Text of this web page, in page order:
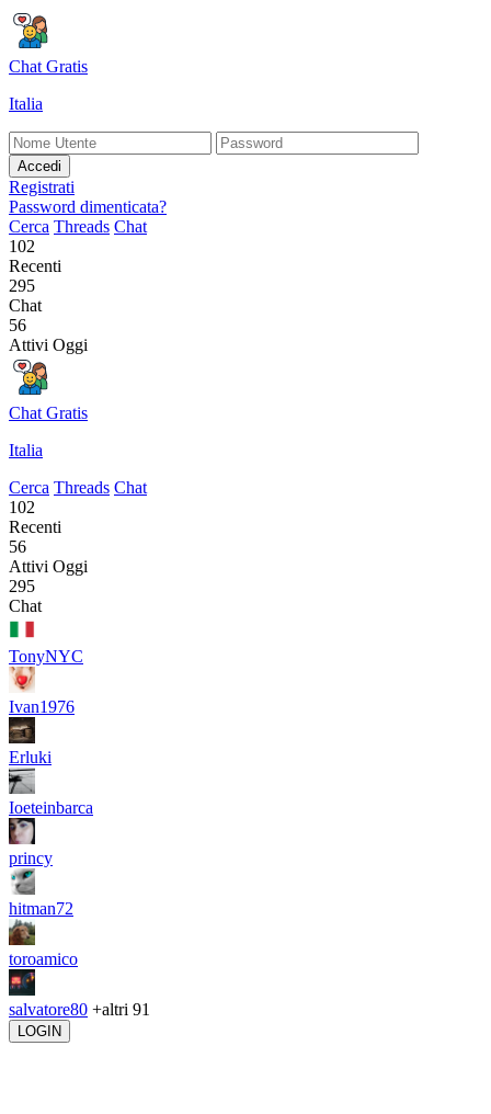
Chat Gratis
Italia
Accedi
Registrati
Password dimenticata?
Cerca Threads Chat
102
Recenti
295
Chat
56
Attivi Oggi
Chat Gratis
Italia
Cerca Threads Chat
102
Recenti
56
Attivi Oggi
295
Chat
TonyNYC
Ivan1976
Erluki
Ioeteinbarca
princy
hitman72
toroamico
salvatore80 +altri 91
LOGIN